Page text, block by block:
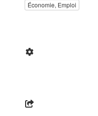
Économie, Emploi